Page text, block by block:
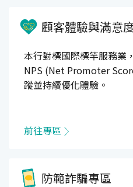
顧客體驗與滿意
本行對標國際標竿服務業
NPS (Net Promoter
蹤並持續優化體驗。
前往專區
防範詐騙專區